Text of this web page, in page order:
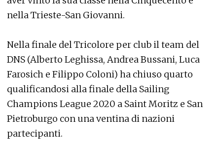
nella Trieste-San Giovanni.
Nella finale del Tricolore per club il team del
DNS (Alberto Leghissa, Andrea Bussani, Luca
Farosich e Filippo Coloni) ha chiuso quarto
qualificandosi alla finale della Sailing
Champions League 2020 a Saint Moritz e San
Pietroburgo con una ventina di nazioni
partecipanti.